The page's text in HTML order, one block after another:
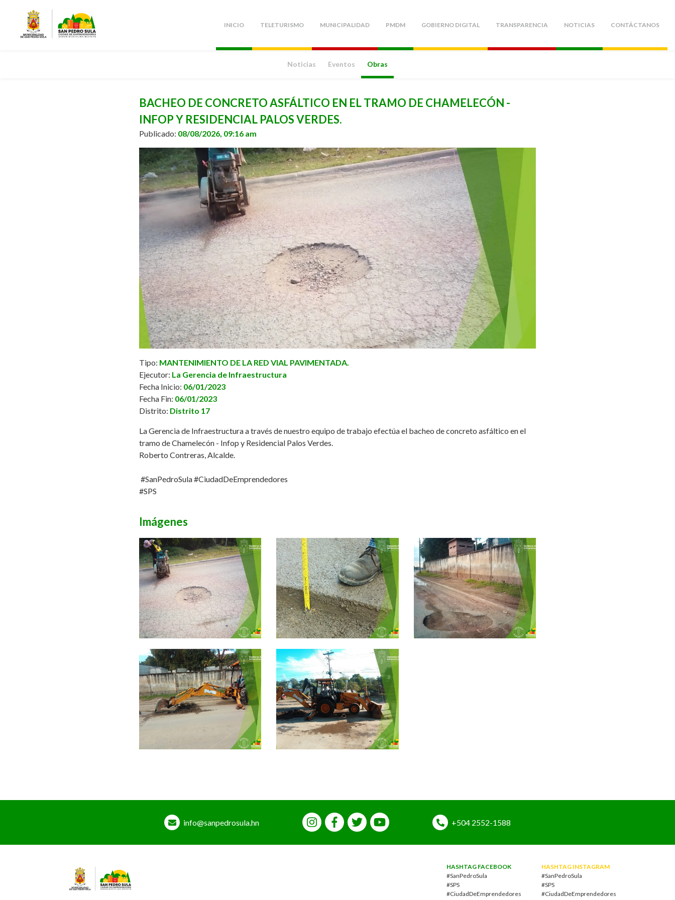
INICIO TELETURISMO MUNICIPALIDAD PMDM GOBIERNO DIGITAL TRANSPARENCIA NOTICIAS CONTÁCTANOS
Noticias Eventos Obras
BACHEO DE CONCRETO ASFÁLTICO EN EL TRAMO DE CHAMELECÓN -
INFOP Y RESIDENCIAL PALOS VERDES.
Publicado: 08/08/2026, 09:16 am
Tipo: MANTENIMIENTO DE LA RED VIAL PAVIMENTADA.
Ejecutor: La Gerencia de Infraestructura
Fecha Inicio: 06/01/2023
Fecha Fin: 06/01/2023
Distrito: Distrito 17
La Gerencia de Infraestructura a través de nuestro equipo de trabajo efectúa el bacheo de concreto asfáltico en el
tramo de Chamelecón - Infop y Residencial Palos Verdes.
Roberto Contreras, Alcalde.
#SanPedroSula #CiudadDeEmprendedores
#SPS
Imágenes
info@sanpedrosula.hn +504 2552-1588
HASHTAG FACEBOOK
#SanPedroSula
#SPS
#CiudadDeEmprendedores
HASHTAG INSTAGRAM
#SanPedroSula
#SPS
#CiudadDeEmprendedores